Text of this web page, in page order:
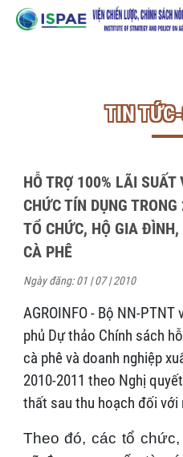
TIN
HỖ TRỢ 100% LÃI SUẤT
CHỨC TÍN DỤNG
TỔ CHỨC, HỘ GIA
CÀ PHÊ
Ngày đăng: 01 | 07 | 2010
AGROINFO - Bộ NN-
phủ Dự thảo Chính sách
cà phê và doanh nghiệp
2010-2011 theo Nghị
thất sau thu hoạch đối với
Theo đó, các tổ